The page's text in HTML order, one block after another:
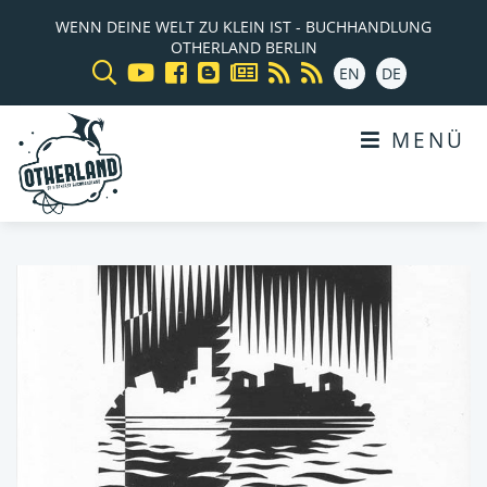
WENN DEINE WELT ZU KLEIN IST - BUCHHANDLUNG
OTHERLAND BERLIN
EN
DE
MENÜ